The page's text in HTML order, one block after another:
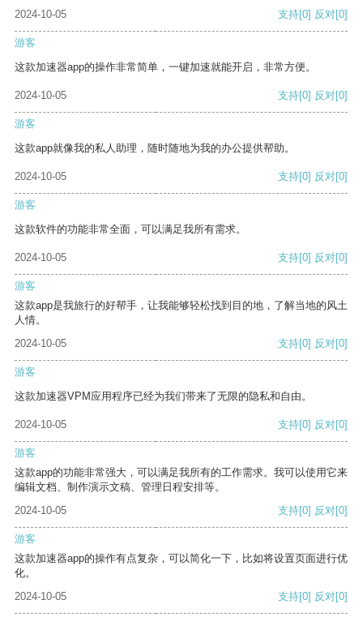
2024-10-05
支持[0] 反对[0]
游客
这款加速器app的操作非常简单，一键加速就能开启，非常方便。
2024-10-05 支持[0] 反对[0]
游客
这款app就像我的私人助理，随时随地为我的办公提供帮助。
2024-10-05 支持[0] 反对[0]
游客
这款软件的功能非常全面，可以满足我所有需求。
2024-10-05 支持[0] 反对[0]
游客
这款app是我旅行的好帮手，让我能够轻松找到目的地，了解当地的风土
人情。
2024-10-05
支持[0] 反对[0]
游客
这款加速器VPM应用程序已经为我们带来了无限的隐私和自由。
2024-10-05 支持[0] 反对[0]
游客
这款app的功能非常强大，可以满足我所有的工作需求。我可以使用它来
编辑文档、制作演示文稿、管理日程安排等。
2024-10-05
支持[0] 反对[0]
游客
这款加速器app的操作有点复杂，可以简化一下，比如将设置页面进行优
化。
2024-10-05
支持[0] 反对[0]